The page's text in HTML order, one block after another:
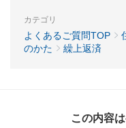
カテゴリ
よくあるご質問TOP
のかた
繰上返済
この内容